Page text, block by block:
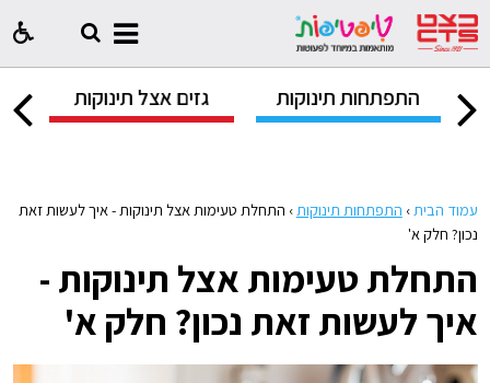
התפתחות תינוקות גזים אצל תינוקות
עמוד הבית› התפתחות תינוקות› התחלת טעימות אצל תינוקות - איך לעשות זאת
נכון? חלק א'
התחלת טעימות אצל תינוקות -
איך לעשות זאת נכון? חלק א'